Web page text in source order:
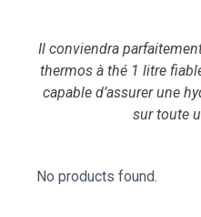
Il conviendra
thermos à thé 1 litre
capable d’assurer une
sur toute
No products found.